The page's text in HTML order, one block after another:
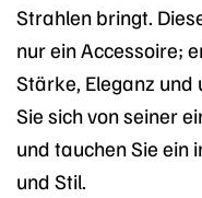
Strahlen bringt.
nur ein Accessoire;
Stärke, Eleganz und
Sie sich von seiner
und tauchen Sie ein
und Stil.